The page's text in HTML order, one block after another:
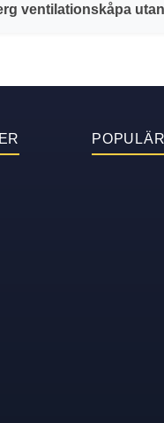
ventilationskåpa